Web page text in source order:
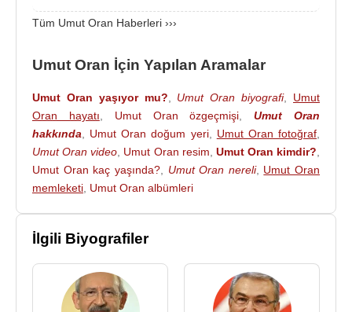
üzerindeki kamu yükünün dünya ortalaması
bir sistem oluşturulması için çalıştı.
Bolu ’da 2005 Mart ayından itibaren Bolu Ticaret ve
Sanayi Odası (BTSO) Meclis Başkanlığı görevini
2009 yılına kadar yaptı. Türkiye Odalar ve Borsalar
Birliği (TOBB) bünyesinde yer alan Türkiye
Konfeksiyon ve Hazır Giyim Sanayi Meclisi’nin 17
Federasyonu (IAF) Başkanlığı, 2000-2005 yılları
arasında Avrupa Tekstil ve Hazır Giyim
Tüm Umut Oran Haberleri ›››
Umut Oran İçin Yapılan Aramalar
Umut Oran yaşıyor mu? Umut Oran biyografi, Umut
Oran hayatı
Umut Oran özgeçmişi ,Umut Oran
hakkında
Umut Oran doğum yeri, Umut Oran fotoğraf
Umut Oran video Umut Oran resim Umut Oran kimdir?
Umut Oran kaç yaşında?, Umut Oran nereli, Umut Oran
memleketi Umut Oran albümleri
İlgili Biyografiler